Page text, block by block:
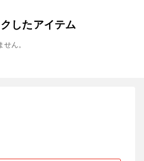
したアイテム
ん。